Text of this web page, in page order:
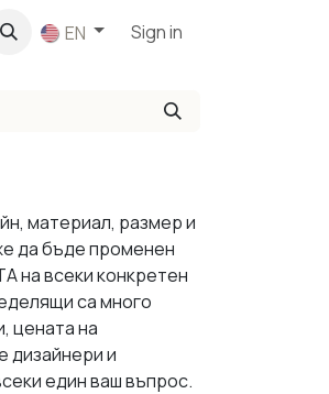
EN Sign in
материал, размер и
да бъде променен
на всеки конкретен
са много
цената на
дизайнери и
един ваш въпрос.